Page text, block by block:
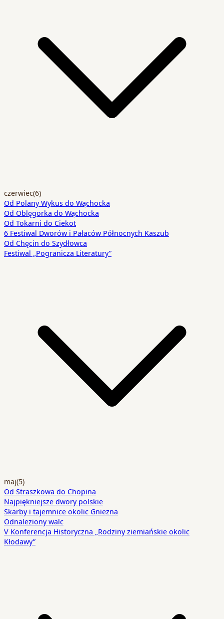
czerwiec(6)
Od Polany Wykus do Wąchocka
Od Oblęgorka do Wąchocka
Od Tokarni do Ciekot
6 Festiwal Dworów i Pałaców Północnych Kaszub
Od Chęcin do Szydłowca
Festiwal „Pogranicza Literatury”
maj(5)
Od Straszkowa do Chopina
Najpiękniejsze dwory polskie
Skarby i tajemnice okolic Gniezna
Odnaleziony walc
V Konferencja Historyczna „Rodziny ziemiańskie okolic
Kłodawy”